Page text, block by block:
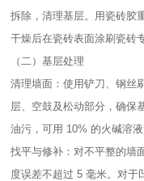
拆除，清理基层。用瓷砖胶
干燥后在瓷砖表面涂刷瓷砖
（二）基层处理​
清理墙面：使用铲刀、钢丝
层、空鼓及松动部分，确保
油污，可用 10% 的火碱溶
找平与修补：对不平整的墙
度误差不超过 5 毫米。对于